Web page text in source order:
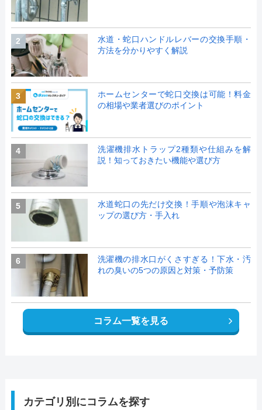
2
水道・蛇口ハンドルレバーの交換手順・
方法を分かりやすく解説
3
ホームセンターで蛇口交換は可能！料金
の相場や業者選びのポイント
4
洗濯機排水トラップ2種類や仕組みを解
説！知っておきたい機能や選び方
5
水道蛇口の先だけ交換！手順や泡沫キャ
ップの選び方・手入れ
6
洗濯機の排水口がくさすぎる！下水・汚
れの臭いの5つの原因と対策・予防策
コラム一覧を見る
カテゴリ別にコラムを探す